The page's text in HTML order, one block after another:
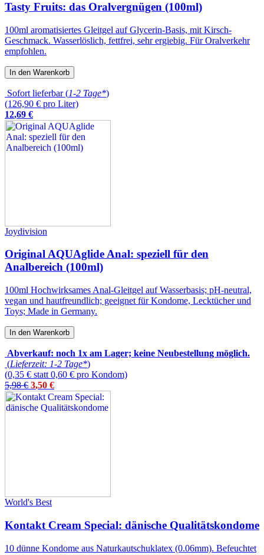
Tasty Fruits: das Oralvergnügen (100ml)
100ml aromatisiertes Gleitgel auf Glycerin-Basis, mit Kirsch-
Geschmack. Wasserlöslich, fettfrei, sehr ergiebig. Für Oralverkehr
empfohlen.
In den Warenkorb
Sofort lieferbar (1-2 Tage*)
(126,90 € pro Liter)
12,69 €
Joydivision
Original AQUAglide Anal: speziell für den
Analbereich (100ml)
100ml Hochwirksames Anal-Gleitgel auf Wasserbasis; pH-neutral,
vegan und hautfreundlich; geeignet für Kondome, Lecktücher und
Toys; Made in Germany.
In den Warenkorb
Abverkauf: noch 1x am Lager; keine Neubestellung möglich.
(Lieferzeit: 1-2 Tage*)
(0,35 € statt 0,60 € pro Kondom)
5,98 € 3,50 €
World's Best
Kontakt Cream Special: dänische Qualitätskondome
10 dünne Kondome aus Naturkautschuklatex (0.06mm). Befeuchtet